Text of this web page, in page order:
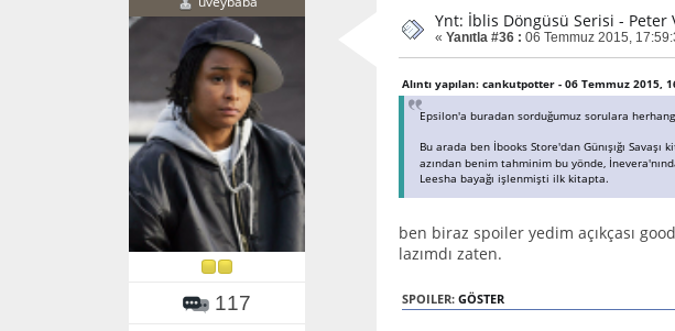
117
Ynt: İblis Döngüsü Serisi - Peter
« Yanıtla #36 : 06 Temmuz 2015,
Alıntı yapılan: cankutpotter - 06 Temmuz 2015,
Epsilon'a buradan sorduğumuz sorulara
Bu arada ben İbooks Store'dan Günışığı
azından benim tahminim bu yönde,
Leesha bayağı işlenmişti ilk kitapta.
ben biraz spoiler yedim açıkçası
lazımdı zaten.
SPOILER: GÖSTER